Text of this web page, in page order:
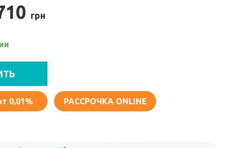
грн
0,01% РАССРОЧКА ONLINE